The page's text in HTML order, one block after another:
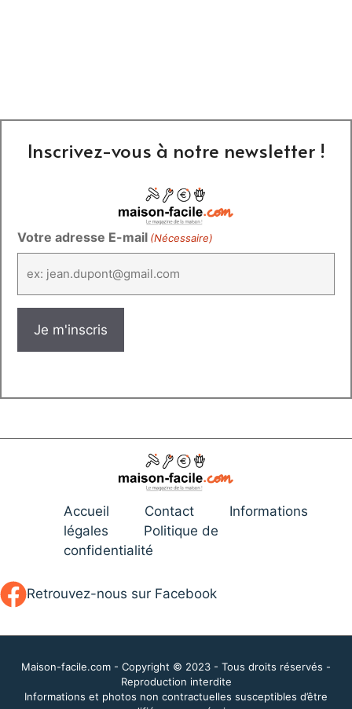
Inscrivez-vous à notre newsletter !
Votre adresse E-mail (Nécessaire)
Accueil Contact
Informations
légales
Politique de
confidentialité
Retrouvez-nous sur Facebook
Maison-facile.com - Copyright © 2023 - Tous droits réservés -
Reproduction interdite
Informations et photos non contractuelles susceptibles d’être